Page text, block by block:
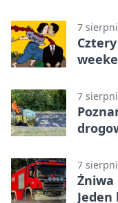
7
7
7
Żniwa
Jeden